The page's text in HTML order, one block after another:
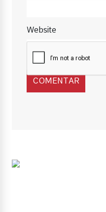
Website